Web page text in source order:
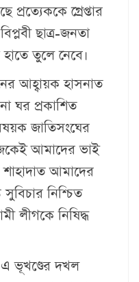
প্রত্যেককে গ্রেপ্তার
ছাত্র-জনতা
তুলে নেবে।
আহ্বায়ক হাসনাত
ঘর প্রকাশিত
জাতিসংঘের
আমাদের ভাই
শাহাদাত আমাদের
নিশ্চিত
লীগকে নিষিদ্ধ
ভূখণ্ডের দখল